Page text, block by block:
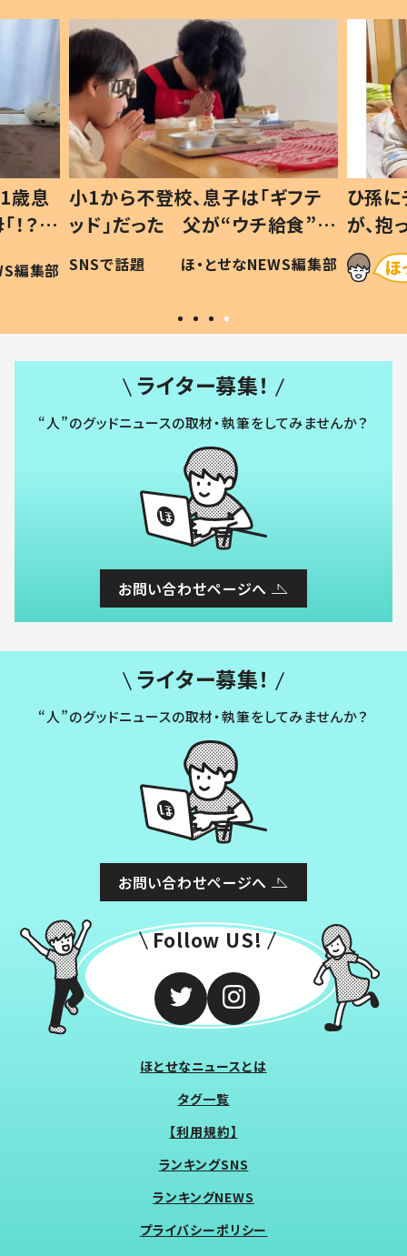
子は「ギフテ
“ウチ給食”を
せなNEWS編集部
ひ孫にデレデレな80歳じいじ
が、抱っこすると…ひ孫の反応に
「涙が出ました」「可愛くて仕方な
い」
ほ・とせなNEWS編集
ライター募集！
“人”のグッドニュースの取材・執筆をしてみませんか？
お問い合わせページへ
ライター募集！
“人”のグッドニュースの取材・執筆をしてみませんか？
お問い合わせページへ
Follow US!
ほとせなニュースとは
タグ一覧
【利用規約】
ランキングSNS
ランキングNEWS
プライバシーポリシー